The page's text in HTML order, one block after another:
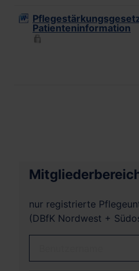
Patienteninformation
nur registrierte
(DBfK Nordwest +